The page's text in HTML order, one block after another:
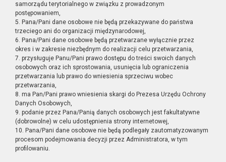
samorządu terytorialnego w związku z prowadzonym
postępowaniem,
5. Pana/Pani dane osobowe nie będą przekazywane do państwa
trzeciego ani do organizacji międzynarodowej,
6. Pana/Pani dane osobowe będą przetwarzane wyłącznie przez
okres i w zakresie niezbędnym do realizacji celu przetwarzania,
7. przysługuje Panu/Pani prawo dostępu do treści swoich danych
osobowych oraz ich sprostowania, usunięcia lub ograniczenia
przetwarzania lub prawo do wniesienia sprzeciwu wobec
przetwarzania,
8. ma Pan/Pani prawo wniesienia skargi do Prezesa Urzędu Ochrony
Danych Osobowych,
9. podanie przez Pana/Panią danych osobowych jest fakultatywne
(dobrowolne) w celu udostępnienia strony internetowej,
10. Pana/Pani dane osobowe nie będą podlegały zautomatyzowanym
procesom podejmowania decyzji przez Administratora, w tym
profilowaniu.